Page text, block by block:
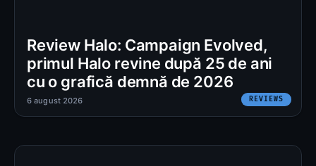
Review Halo: Campaign Evolved,
primul Halo revine după 25 de ani
cu o grafică demnă de 2026
REVIEWS
6 august 2026